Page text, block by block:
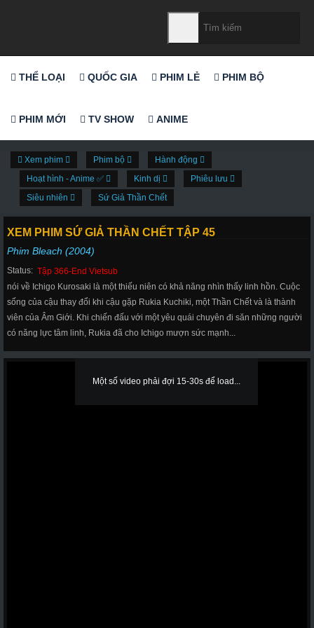
THỂ LOẠI QUỐC GIA PHIM LẺ PHIM BỘ
PHIM MỚI TV SHOW ANIME
Xem phim Phim bộ
Hành động
Hoạt hình - Anime ✅
Kinh dị
Phiêu lưu
Siêu nhiên
Sứ Giả Thần Chết
XEM PHIM SỨ GIẢ THẦN CHẾT TẬP 45
Phim Bleach (2004)
Status: Tập 366-End Vietsub
nói về Ichigo Kurosaki là một thiếu niên có khả năng nhìn thấy linh hồn. Cuộc
sống của cậu thay đổi khi cậu gặp Rukia Kuchiki, một Thần Chết và là thành
viên của Âm Giới. Khi chiến đấu với một yêu quái chuyên đi săn những người
có năng lực tâm linh, Rukia đã cho Ichigo mượn sức mạnh...
Một số video phải đợi 15-30s để load...